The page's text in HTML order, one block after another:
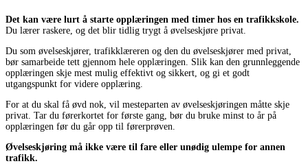
Det kan være lurt å starte opplæringen med timer hos en trafikkskole.
Du lærer raskere, og det blir tidlig trygt å øvelseskjøre privat.
Du som øvelseskjører, trafikklæreren og den du øvelseskjører med privat,
bør samarbeide tett gjennom hele opplæringen. Slik kan den grunnleggende
opplæringen skje mest mulig effektivt og sikkert, og gi et godt
utgangspunkt for videre opplæring.
For at du skal få øvd nok, vil mesteparten av øvelseskjøringen måtte skje
privat. Tar du førerkortet for første gang, bør du bruke minst to år på
opplæringen før du går opp til førerprøven.
Øvelseskjøring må ikke være til fare eller unødig ulempe for annen
trafikk.